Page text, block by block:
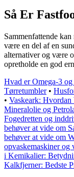
Så Er
Sammenfattende
være en del af en
alternativer og være
opretholde en god
Hvad er Omega-3
Tørretumbler•
• Vaskeark:
Mineralolie og
Fogedretten og
behøver at vide om
behøver at vide om
opvaskemaskiner og
i Kemikalier:
Kalkfjerner: Bedste